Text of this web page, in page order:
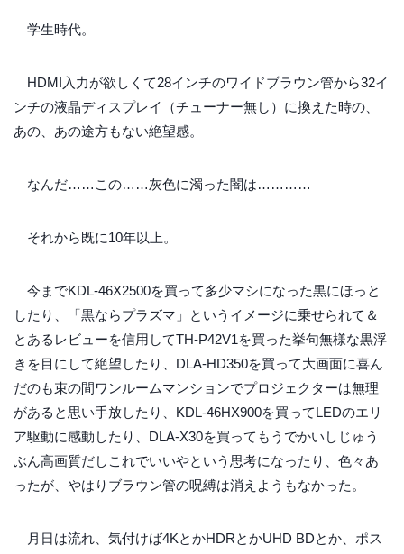
学生時代。
HDMI入力が欲しくて28インチのワイドブラウン管から32イ
ンチの液晶ディスプレイ（チューナー無し）に換えた時の、
あの、あの途方もない絶望感。
なんだ……この……灰色に濁った闇は…………
それから既に10年以上。
今までKDL-46X2500を買って多少マシになった黒にほっと
したり、「黒ならプラズマ」というイメージに乗せられて＆
とあるレビューを信用してTH-P42V1を買った挙句無様な黒浮
きを目にして絶望したり、DLA-HD350を買って大画面に喜ん
だのも束の間ワンルームマンションでプロジェクターは無理
があると思い手放したり、KDL-46HX900を買ってLEDのエリ
ア駆動に感動したり、DLA-X30を買ってもうでかいしじゅう
ぶん高画質だしこれでいいやという思考になったり、色々あ
ったが、やはりブラウン管の呪縛は消えようもなかった。
月日は流れ、気付けば4KとかHDRとかUHD BDとか、ポス